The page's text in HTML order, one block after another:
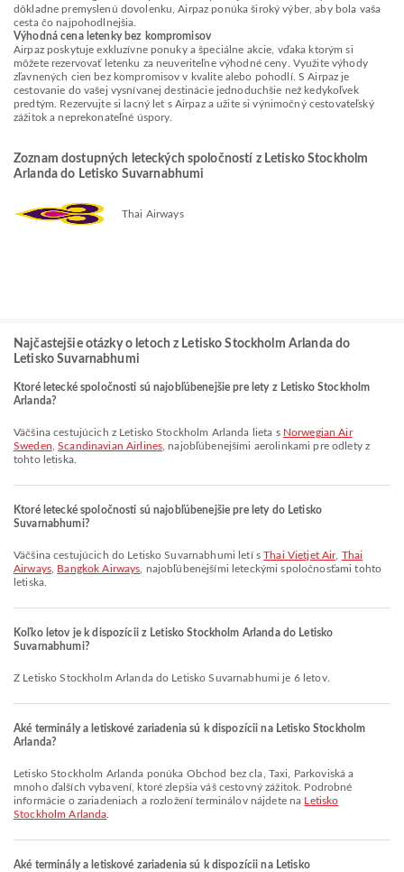
dôkladne premyslenú dovolenku, Airpaz ponúka široký výber, aby bola vaša
cesta čo najpohodlnejšia.
Výhodná cena letenky bez kompromisov
Airpaz poskytuje exkluzívne ponuky a špeciálne akcie, vďaka ktorým si
môžete rezervovať letenku za neuveriteľne výhodné ceny. Využite výhody
zľavnených cien bez kompromisov v kvalite alebo pohodlí. S Airpaz je
cestovanie do vašej vysnívanej destinácie jednoduchšie než kedykoľvek
predtým. Rezervujte si lacný let s Airpaz a užite si výnimočný cestovateľský
zážitok a neprekonateľné úspory.
Zoznam dostupných leteckých spoločností z Letisko Stockholm
Arlanda do Letisko Suvarnabhumi
Thai Airways
Najčastejšie otázky o letoch z Letisko Stockholm Arlanda do
Letisko Suvarnabhumi
Ktoré letecké spoločnosti sú najobľúbenejšie pre lety z Letisko Stockholm
Arlanda?
Väčšina cestujúcich z Letisko Stockholm Arlanda lieta s Norwegian Air
Sweden ,Scandinavian Airlines , najobľúbenejšími aerolinkami pre odlety z
tohto letiska.
Ktoré letecké spoločnosti sú najobľúbenejšie pre lety do Letisko
Suvarnabhumi?
Väčšina cestujúcich do Letisko Suvarnabhumi letí sThai Vietjet Air, Thai
Airways, Bangkok Airways , najobľúbenejšími leteckými spoločnosťami tohto
letiska.
Koľko letov je k dispozícii z Letisko Stockholm Arlanda do Letisko
Suvarnabhumi?
Z Letisko Stockholm Arlanda do Letisko Suvarnabhumi je 6 letov.
Aké terminály a letiskové zariadenia sú k dispozícii na Letisko Stockholm
Arlanda?
Letisko Stockholm Arlanda ponúka Obchod bez cla, Taxi, Parkoviská a
mnoho ďalších vybavení, ktoré zlepšia váš cestovný zážitok. Podrobné
informácie o zariadeniach a rozložení terminálov nájdete na Letisko
Stockholm Arlanda
Aké terminály a letiskové zariadenia sú k dispozícii na Letisko